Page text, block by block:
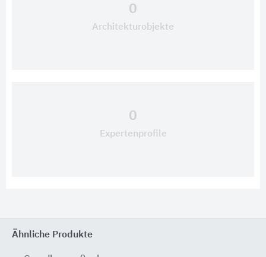
0
Architekturobjekte
0
Expertenprofile
Ähnliche Produkte